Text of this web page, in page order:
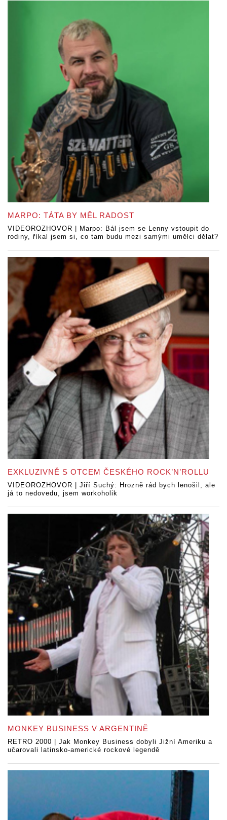
MARPO: TÁTA BY MĚL RADOST
VIDEOROZHOVOR | Marpo: Bál jsem se Lenny vstoupit do
rodiny, říkal jsem si, co tam budu mezi samými umělci dělat?
EXKLUZIVNĚ S OTCEM ČESKÉHO ROCK’N’ROLLU
VIDEOROZHOVOR | Jiří Suchý: Hrozně rád bych lenošil, ale
já to nedovedu, jsem workoholik
MONKEY BUSINESS V ARGENTINĚ
RETRO 2000 | Jak Monkey Business dobyli Jižní Ameriku a
učarovali latinsko-americké rockové legendě